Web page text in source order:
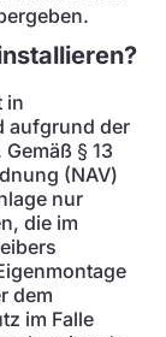
in
aufgrund der
§ 13
(NAV)
nur
die im
dem
im Falle